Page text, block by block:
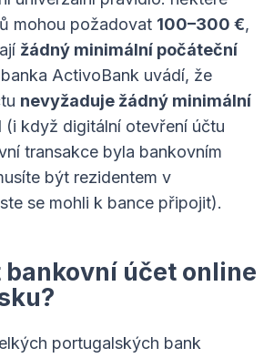
mohou požadovat 100–300 €,
žádný minimální počáteční
ActivoBank uvádí, že
nevyžaduje žádný minimální
(i když digitální otevření účtu
transakce byla bankovním
být rezidentem v
se mohli k bance připojit).
účet online
portugalských bank